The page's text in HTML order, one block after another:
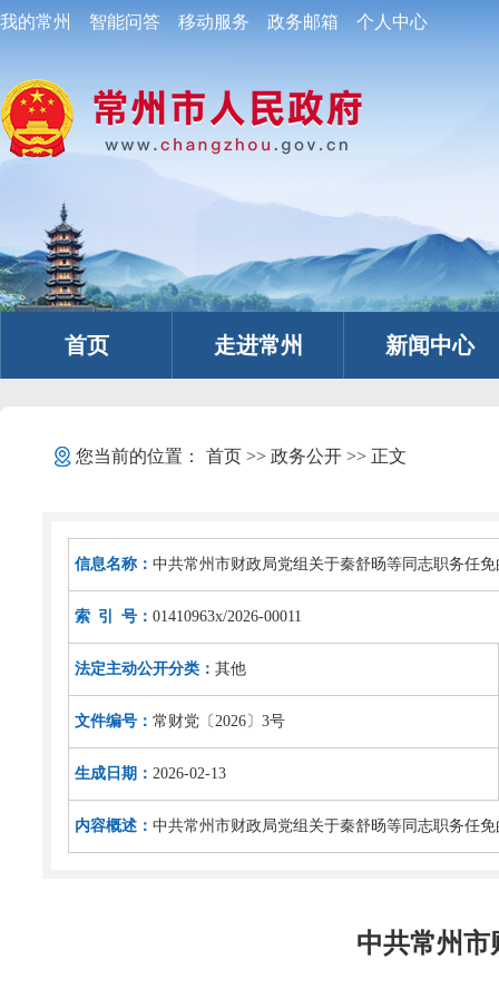
我的常州 智能问答 移动服务 政务邮箱 个人中心
首页 走进常州 新闻中心
您当前的位置： 首页>> 政务公开>> 正文
信息名称： 中共常州市财政局党组关于秦舒旸等同志职务任免
索 引 号： 01410963x/2026-00011
法定主动公开分类： 其他
文件编号： 常财党〔2026〕3号
生成日期： 2026-02-13
内容概述： 中共常州市财政局党组关于秦舒旸等同志职务任免
中共常州市